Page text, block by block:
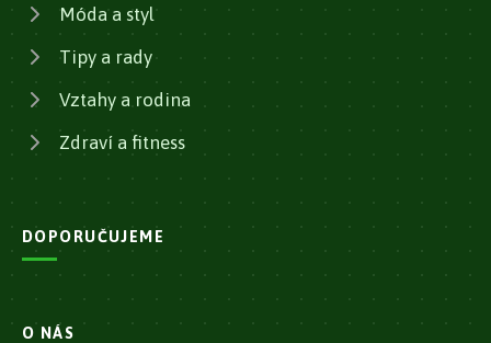
Móda a styl
Tipy a rady
Vztahy a rodina
Zdraví a fitness
DOPORUČUJEME
O NÁS